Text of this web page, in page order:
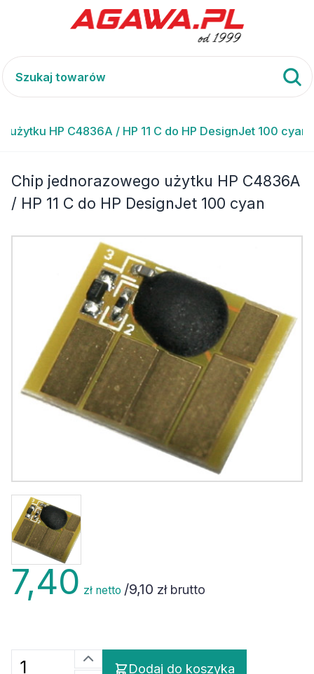
HP C4836A / HP 11 C do HP DesignJet 100 cyan
Chip jednorazowego użytku HP C4836A
/ HP 11 C do HP DesignJet 100 cyan
7,40 zł netto /9,10 zł brutto
Dodaj do koszyka